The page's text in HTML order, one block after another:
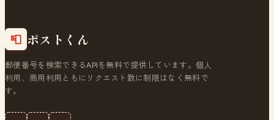
📮 ポストくん
郵便番号を検索できるAPIを無料で提供しています。個人
利用、商用利用ともにリクエスト数に制限はなく無料で
す。